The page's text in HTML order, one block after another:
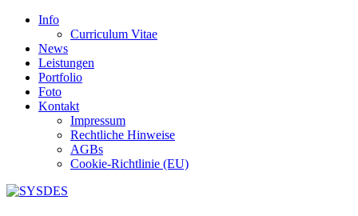
Info
Curriculum Vitae
News
Leistungen
Portfolio
Foto
Kontakt
Impressum
Rechtliche Hinweise
AGBs
Cookie-Richtlinie (EU)